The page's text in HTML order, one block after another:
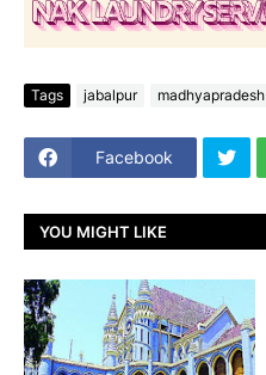
Tags jabalpur madhyapradesh
Facebook
YOU MIGHT LIKE